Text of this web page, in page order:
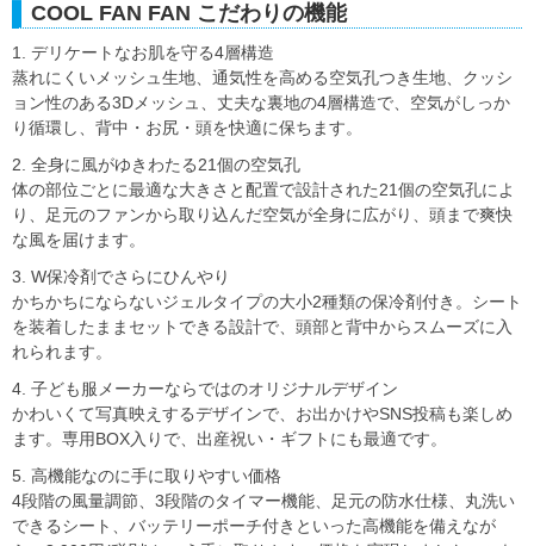
COOL FAN FAN こだわりの機能
1. デリケートなお肌を守る4層構造
蒸れにくいメッシュ生地、通気性を高める空気孔つき生地、クッシ
ョン性のある3Dメッシュ、丈夫な裏地の4層構造で、空気がしっか
り循環し、背中・お尻・頭を快適に保ちます。
2. 全身に風がゆきわたる21個の空気孔
体の部位ごとに最適な大きさと配置で設計された21個の空気孔によ
り、足元のファンから取り込んだ空気が全身に広がり、頭まで爽快
な風を届けます。
3. W保冷剤でさらにひんやり
かちかちにならないジェルタイプの大小2種類の保冷剤付き。シート
を装着したままセットできる設計で、頭部と背中からスムーズに入
れられます。
4. 子ども服メーカーならではのオリジナルデザイン
かわいくて写真映えするデザインで、お出かけやSNS投稿も楽しめ
ます。専用BOX入りで、出産祝い・ギフトにも最適です。
5. 高機能なのに手に取りやすい価格
4段階の風量調節、3段階のタイマー機能、足元の防水仕様、丸洗い
できるシート、バッテリーポーチ付きといった高機能を備えなが